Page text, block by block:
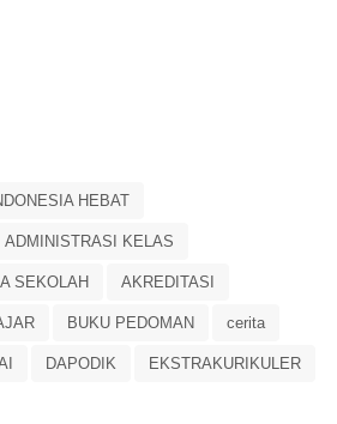
HEBAT
ADMINISTRASI KELAS
SEKOLAH AKREDITASI
BUKU PEDOMAN cerita
DAPODIK EKSTRAKURIKULER